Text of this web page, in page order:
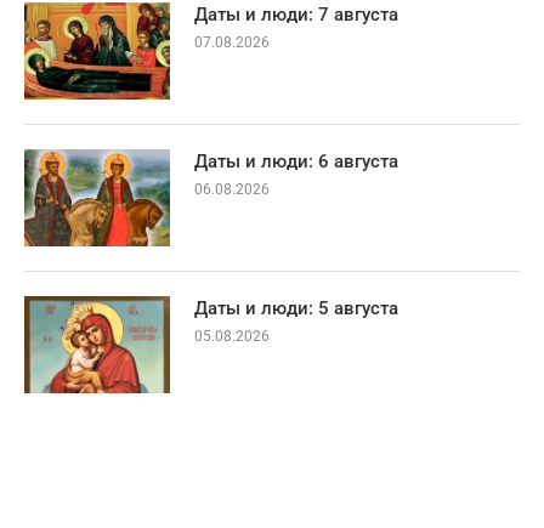
Даты и люди: 7 августа
07.08.2026
Даты и люди: 6 августа
06.08.2026
Даты и люди: 5 августа
05.08.2026